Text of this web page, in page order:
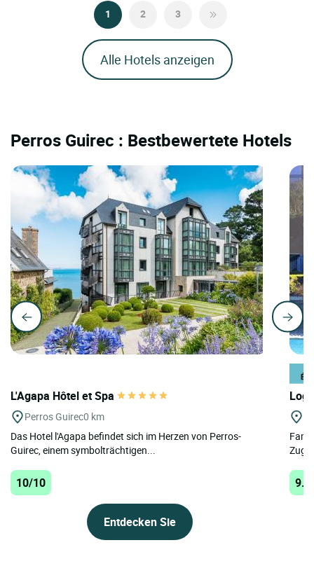
1 2 3
Alle Hotels anzeigen
Perros Guirec : Bestbewertete Hotels
L'Agapa Hôtel et Spa
Perros Guirec0 km
Das Hotel l'Agapa befindet sich im Herzen von Perros-
Guirec, einem symbolträchtigen...
10/10
Entdecken Sie